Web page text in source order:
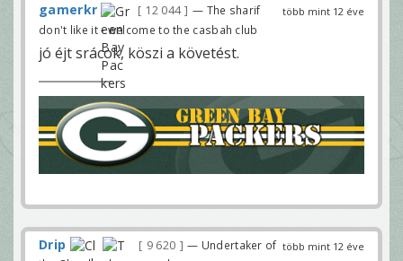
több mint 12 éve
gamerkr 12 044
— The sharif
don't like it - welcome to the casbah club
jó éjt srácok, köszi a követést.
több mint 12 éve
Drip 9 620
— Undertaker of